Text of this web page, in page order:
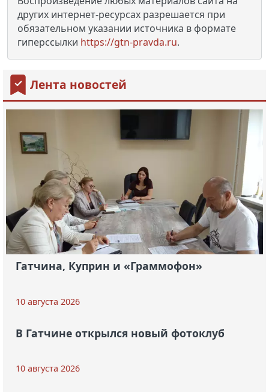
других интернет-ресурсах разрешается при
обязательном указании источника в формате
гиперссылки https://gtn-pravda.ru.
Лента новостей
Гатчина, Куприн и «Граммофон»
10 августа 2026
В Гатчине открылся новый фотоклуб
10 августа 2026